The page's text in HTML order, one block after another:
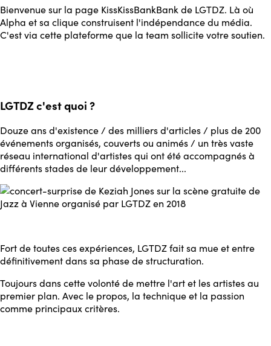
Bienvenue sur la page KissKissBankBank de LGTDZ. Là où
Alpha et sa clique construisent l'indépendance du média.
C'est via cette plateforme que la team sollicite votre soutien.
LGTDZ c'est quoi ?
Douze ans d'existence / des milliers d'articles / plus de 200
événements organisés, couverts ou animés / un très vaste
réseau international d'artistes qui ont été accompagnés à
différents stades de leur développement...
Fort de toutes ces expériences, LGTDZ fait sa mue et entre
définitivement dans sa phase de structuration.
Toujours dans cette volonté de mettre l'art et les artistes au
premier plan. Avec le propos, la technique et la passion
comme principaux critères.